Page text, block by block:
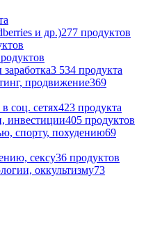
и др.)277 продуктов
3 534 продукта
продвижение369
соц. сетях423 продукта
инвестиции405 продуктов
спорту, похудению69
сексу36 продуктов
оккультизму73